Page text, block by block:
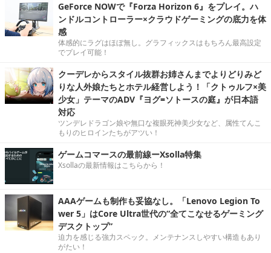
GeForce NOWで『Forza Horizon 6』をプレイ。ハ
ンドルコントローラー×クラウドゲーミングの底力を体
感
体感的にラグはほぼ無し。グラフィックスはもちろん最高設定
でプレイ可能！
クーデレからスタイル抜群お姉さんまでよりどりみど
りな人外娘たちとホテル経営しよう！「クトゥルフ×美
少女」テーマのADV『ヨグ=ソトースの庭』が日本語
対応
ツンデレドラゴン娘や無口な複眼死神美少女など、属性てんこ
もりのヒロインたちがアツい！
ゲームコマースの最前線ーXsolla特集
Xsollaの最新情報はこちらから！
AAAゲームも制作も妥協なし。「Lenovo Legion To
wer 5」はCore Ultra世代の“全てこなせるゲーミング
デスクトップ”
迫力を感じる強力スペック。メンテナンスしやすい構造もあり
がたい！